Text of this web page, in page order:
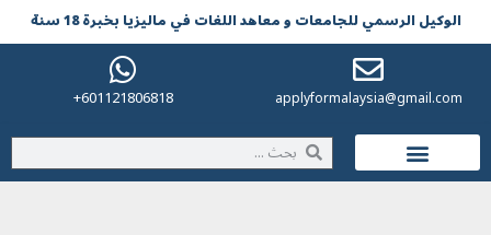
الوکیل الرسمي للجامعات و معاهد اللغات في مالیزیا بخبرة 18 سنة
applyformalaysia@gmail.com
601121806818+